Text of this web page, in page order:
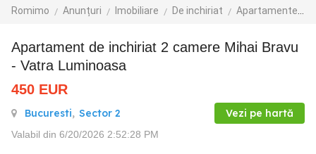
Romimo Anunțuri Imobiliare De inchiriat Apartamente de inchiriat
Apartament de inchiriat 2 camere Mihai Bravu
- Vatra Luminoasa
450 EUR
Bucuresti, Sector 2 Vezi pe hartă
Valabil din 6/20/2026 2:52:28 PM